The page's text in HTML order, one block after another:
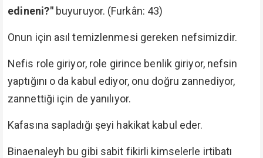
edineni?" buyuruyor. (Furkân: 43)
Onun için asıl temizlenmesi gereken nefsimizdir.
Nefis role giriyor, role girince benlik giriyor, nefsin
yaptığını o da kabul ediyor, onu doğru zannediyor,
zannettiği için de yanılıyor.
Kafasına sapladığı şeyi hakikat kabul eder.
Binaenaleyh bu gibi sabit fikirli kimselerle irtibatı